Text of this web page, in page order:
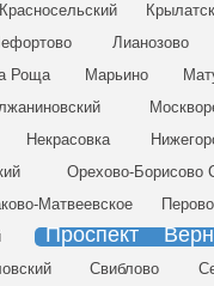
Красносельский
Лианозово
Роща Марьино
Некрасовка
Орехово-Борисово
Матвеевское
Перово
Проспект
Свиблово